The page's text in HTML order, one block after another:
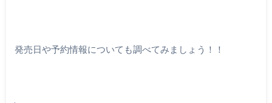
発売日や予約情報についても調べてみましょう！！